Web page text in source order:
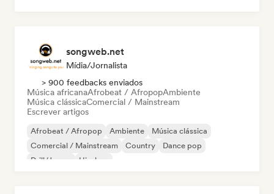
songweb.net
Mídia/Jornalista
> 900 feedbacks enviados
Música africanaAfrobeat / AfropopAmbiente
Música clássicaComercial / Mainstream
Escrever artigos
Afrobeat / Afropop Ambiente
Música clássica
Comercial / Mainstream
Country
Dance pop
Drill/Jersey
Hip-hop